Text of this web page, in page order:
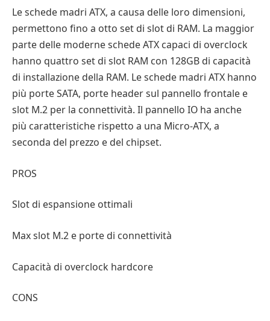
Le schede madri ATX, a causa delle loro dimensioni,
permettono fino a otto set di slot di RAM. La maggior
parte delle moderne schede ATX capaci di overclock
hanno quattro set di slot RAM con 128GB di capacità
di installazione della RAM. Le schede madri ATX hanno
più porte SATA, porte header sul pannello frontale e
slot M.2 per la connettività. Il pannello IO ha anche
più caratteristiche rispetto a una Micro-ATX, a
seconda del prezzo e del chipset.
PROS
Slot di espansione ottimali
Max slot M.2 e porte di connettività
Capacità di overclock hardcore
CONS